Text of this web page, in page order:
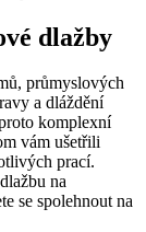
dlažby
průmyslových
a dláždění
komplexní
vám ušetřili
prací.
na
se spolehnout na